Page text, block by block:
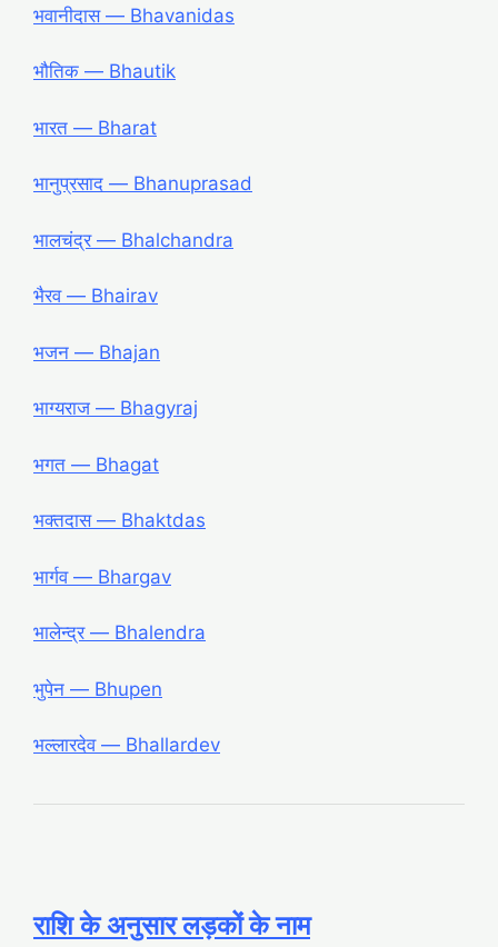
भवानीदास ― Bhavanidas
भौतिक ― Bhautik
भारत ― Bharat
भानुप्रसाद ― Bhanuprasad
भालचंद्र ― Bhalchandra
भैरव ― Bhairav
भजन ― Bhajan
भाग्यराज ― Bhagyraj
भगत ― Bhagat
भक्तदास ― Bhaktdas
भार्गव ― Bhargav
भालेन्द्र ― Bhalendra
भुपेन ― Bhupen
भल्लारदेव ― Bhallardev
राशि के अनुसार लड़कों के नाम